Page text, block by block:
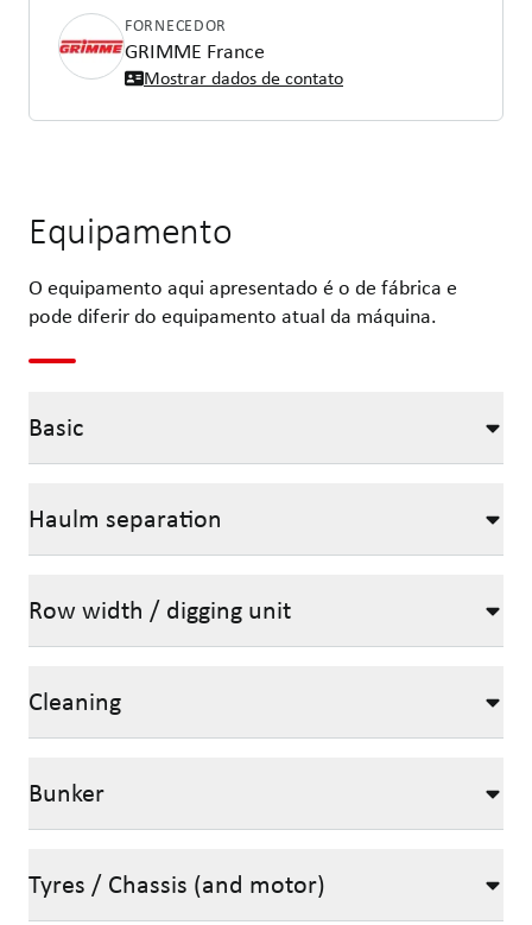
FORNECEDOR
GRIMME France
Mostrar dados de contato
Equipamento
O equipamento aqui apresentado é o de fábrica e
pode diferir do equipamento atual da máquina.
Basic
Haulm separation
Row width / digging unit
Cleaning
Bunker
Tyres / Chassis (and motor)